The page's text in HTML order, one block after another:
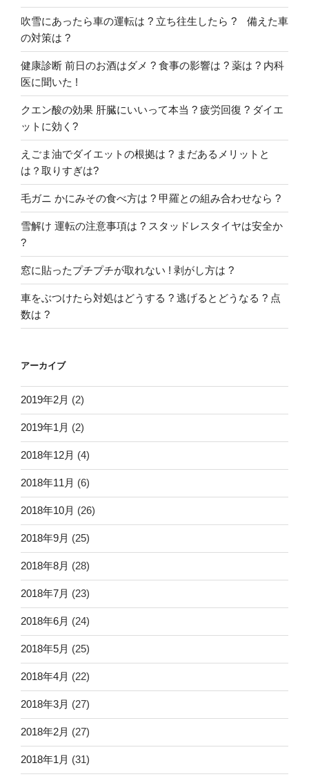
吹雪にあったら車の運転は ? 立ち往生したら ? 備えた車
の対策は ?
健康診断 前日のお酒はダメ ? 食事の影響は ? 薬は ? 内科
医に聞いた !
クエン酸の効果 肝臓にいいって本当 ? 疲労回復 ? ダイエ
ットに効く?
えごま油でダイエットの根拠は ? まだあるメリットと
は？取りすぎは?
毛ガニ かにみその食べ方は ? 甲羅との組み合わせなら ?
雪解け 運転の注意事項は ? スタッドレスタイヤは安全か
?
窓に貼ったプチプチが取れない ! 剥がし方は ?
車をぶつけたら対処はどうする ? 逃げるとどうなる ? 点
数は ?
アーカイブ
2019年2月 (2)
2019年1月 (2)
2018年12月 (4)
2018年11月 (6)
2018年10月 (26)
2018年9月 (25)
2018年8月 (28)
2018年7月 (23)
2018年6月 (24)
2018年5月 (25)
2018年4月 (22)
2018年3月 (27)
2018年2月 (27)
2018年1月 (31)